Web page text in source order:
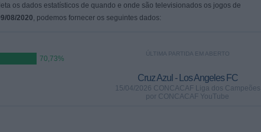
os dados estatísticos de quando e onde são televisionados os jogos de
08/2020, podemos fornecer os seguintes dados:
70,73%
ÚLTIMA PARTIDA EM ABERTO
Cruz Azul - Los Angeles FC
15/04/2026 CONCACAF Liga dos Campeões
por CONCACAF YouTube